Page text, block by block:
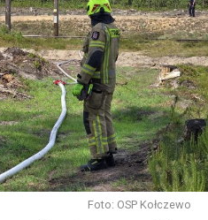
do udziału w
się o 14.30 w namiotach
Będziecie mogli m.in.
splotów, napisać
fotograficznych i
zrobić grafitti czy
Anioł, której koncert
Foto: OSP Kołczewo